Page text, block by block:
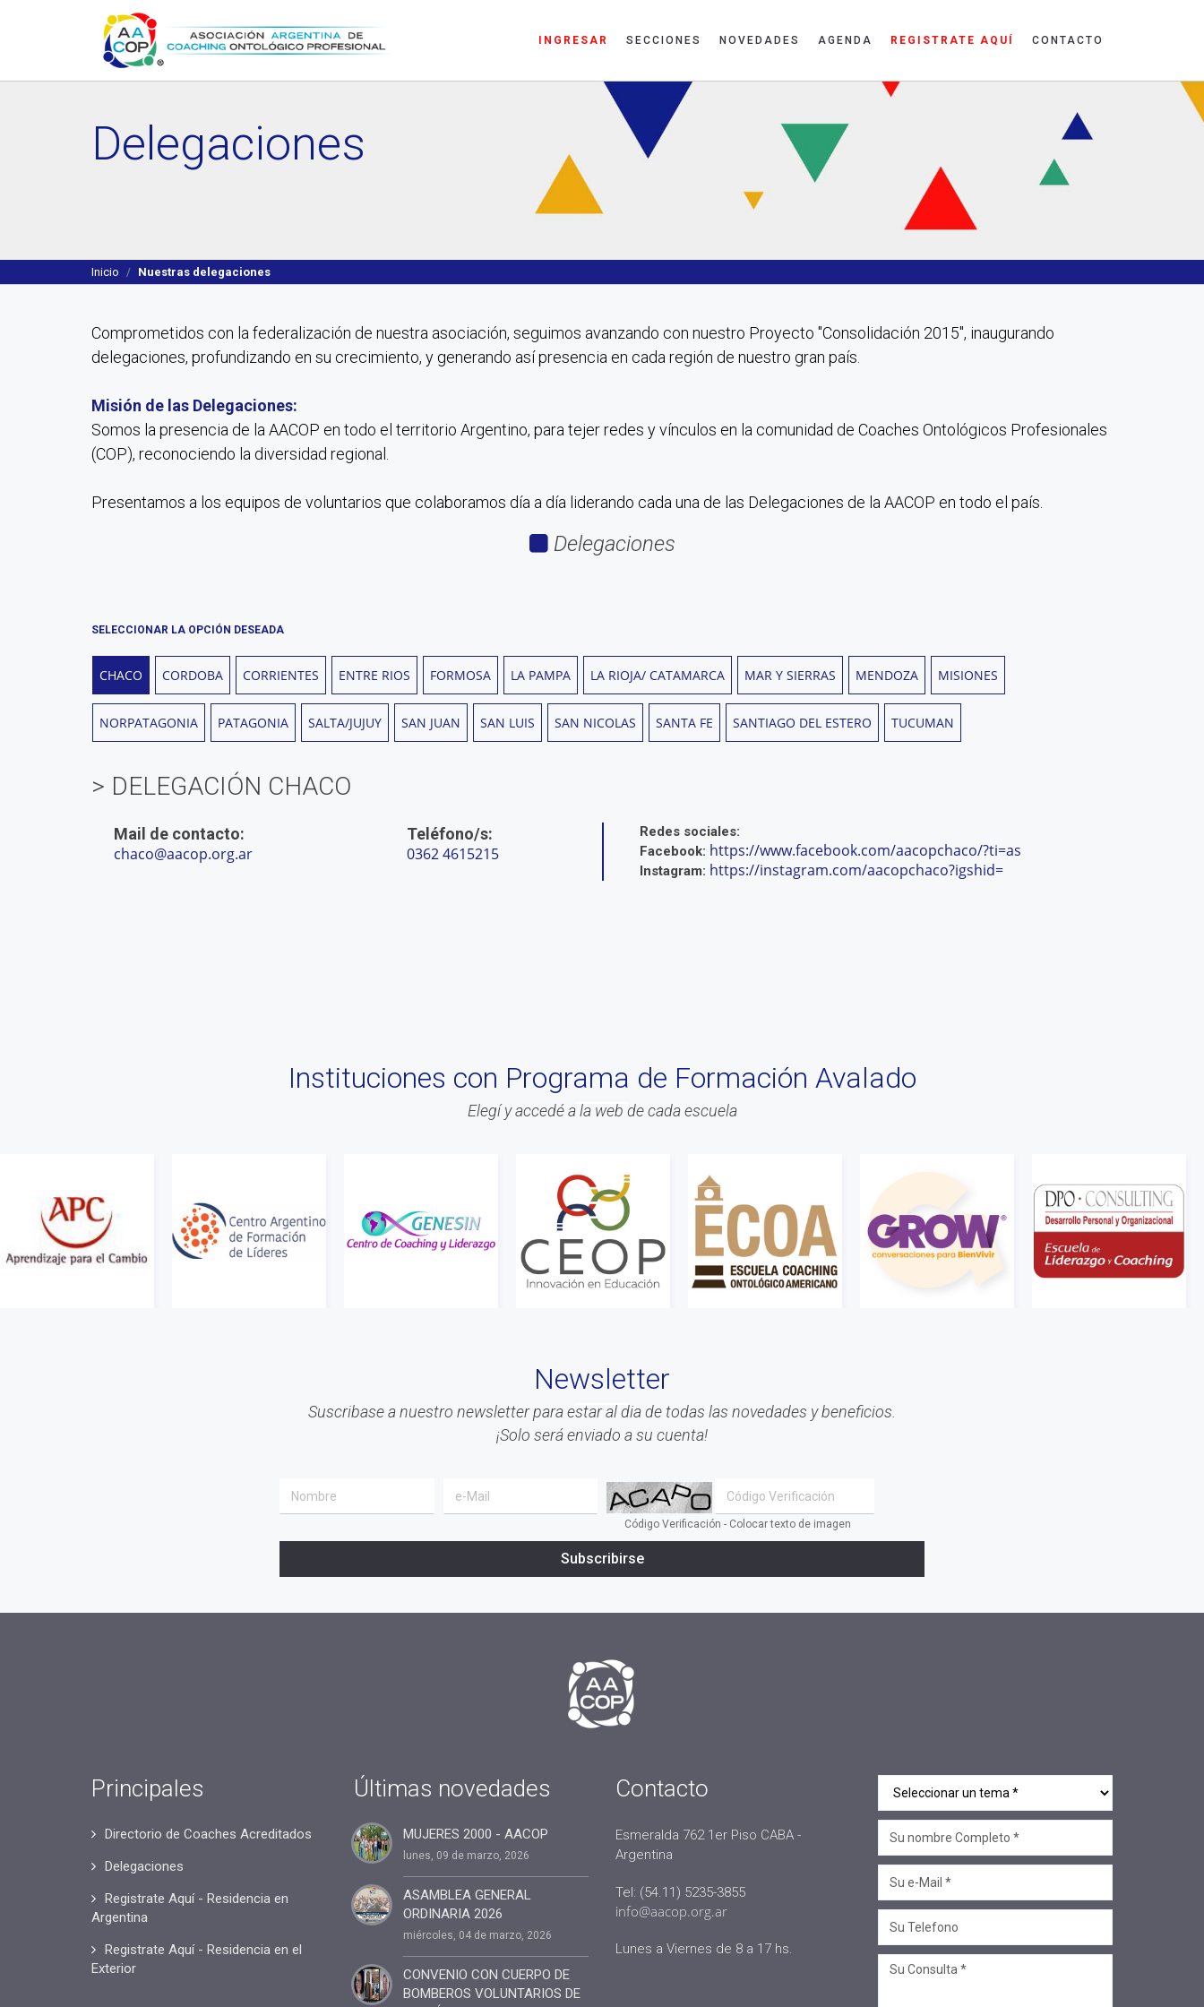
INGRESAR SECCIONES NOVEDADES AGENDA REGISTRATE AQUÍ CONTACTO
Delegaciones
Inicio Nuestras delegaciones
Comprometidos con la federalización de nuestra asociación, seguimos avanzando con nuestro Proyecto "Consolidación 2015", inaugurando
delegaciones, profundizando en su crecimiento, y generando así presencia en cada región de nuestro gran país.
Misión de las Delegaciones:
Somos la presencia de la AACOP en todo el territorio Argentino, para tejer redes y vínculos en la comunidad de Coaches Ontológicos Profesionales
(COP), reconociendo la diversidad regional.
Presentamos a los equipos de voluntarios que colaboramos día a día liderando cada una de las Delegaciones de la AACOP en todo el país.
Delegaciones
SELECCIONAR LA OPCIÓN DESEADA
CHACO CORDOBA CORRIENTES ENTRE RIOS FORMOSA LA PAMPA LA RIOJA/ CATAMARCA MAR Y SIERRAS MENDOZA MISIONES
NORPATAGONIA PATAGONIA SALTA/JUJUY SAN JUAN SAN LUIS SAN NICOLAS SANTA FE SANTIAGO DEL ESTERO TUCUMAN
> DELEGACIÓN CHACO
Mail de contacto:
chaco@aacop.org.ar
Teléfono/s:
0362 4615215
Redes sociales:
Facebook: https://www.facebook.com/aacopchaco/?ti=as
Instagram: https://instagram.com/aacopchaco?igshid=
Instituciones con Programa de Formación Avalado
Elegí y accedé a la web de cada escuela
Newsletter
Suscribase a nuestro newsletter para estar al dia de todas las novedades y beneficios.
¡Solo será enviado a su cuenta!
Código Verificación - Colocar texto de imagen
Subscribirse
Principales
Directorio de Coaches Acreditados
Delegaciones
Registrate Aquí - Residencia en
Argentina
Registrate Aquí - Residencia en el
Exterior
Últimas novedades
MUJERES 2000 - AACOP
lunes, 09 de marzo, 2026
ASAMBLEA GENERAL
ORDINARIA 2026
miércoles, 04 de marzo, 2026
CONVENIO CON CUERPO DE
BOMBEROS VOLUNTARIOS DE
Contacto
Esmeralda 762 1er Piso CABA -
Argentina
Tel: (54.11) 5235-3855
info@aacop.org.ar
Lunes a Viernes de 8 a 17 hs.